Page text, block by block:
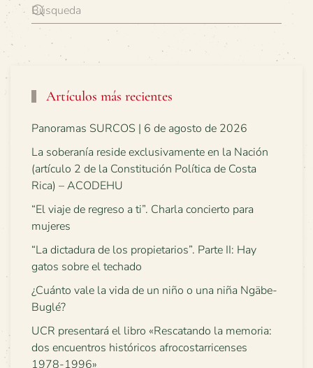
Artículos más recientes
Panoramas SURCOS | 6 de agosto de 2026
La soberanía reside exclusivamente en la Nación
(artículo 2 de la Constitución Política de Costa
Rica) – ACODEHU
“El viaje de regreso a ti”. Charla concierto para
mujeres
“La dictadura de los propietarios”. Parte II: Hay
gatos sobre el techado
¿Cuánto vale la vida de un niño o una niña Ngäbe-
Buglé?
UCR presentará el libro «Rescatando la memoria:
dos encuentros históricos afrocostarricenses
1978-1996»